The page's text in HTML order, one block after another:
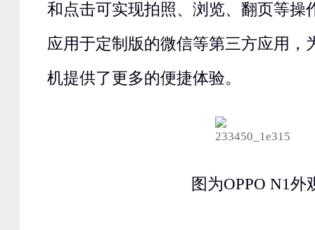
和点击可实现拍照、浏览、翻页等操
应用于定制版的微信等第三方应用，
机提供了更多的便捷体验。
图为OPPO N1外